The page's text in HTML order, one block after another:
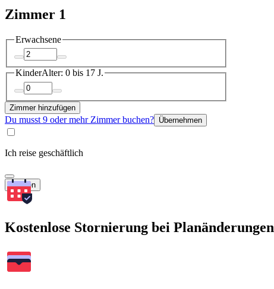
Zimmer 1
Erwachsene
KinderAlter: 0 bis 17 J.
Zimmer hinzufügen
Du musst 9 oder mehr Zimmer buchen? Übernehmen
Ich reise geschäftlich
Suchen
Kostenlose Stornierung bei Planänderungen